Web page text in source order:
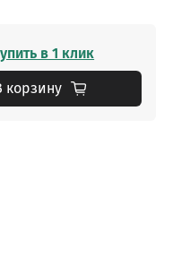
в 1 клик
корзину